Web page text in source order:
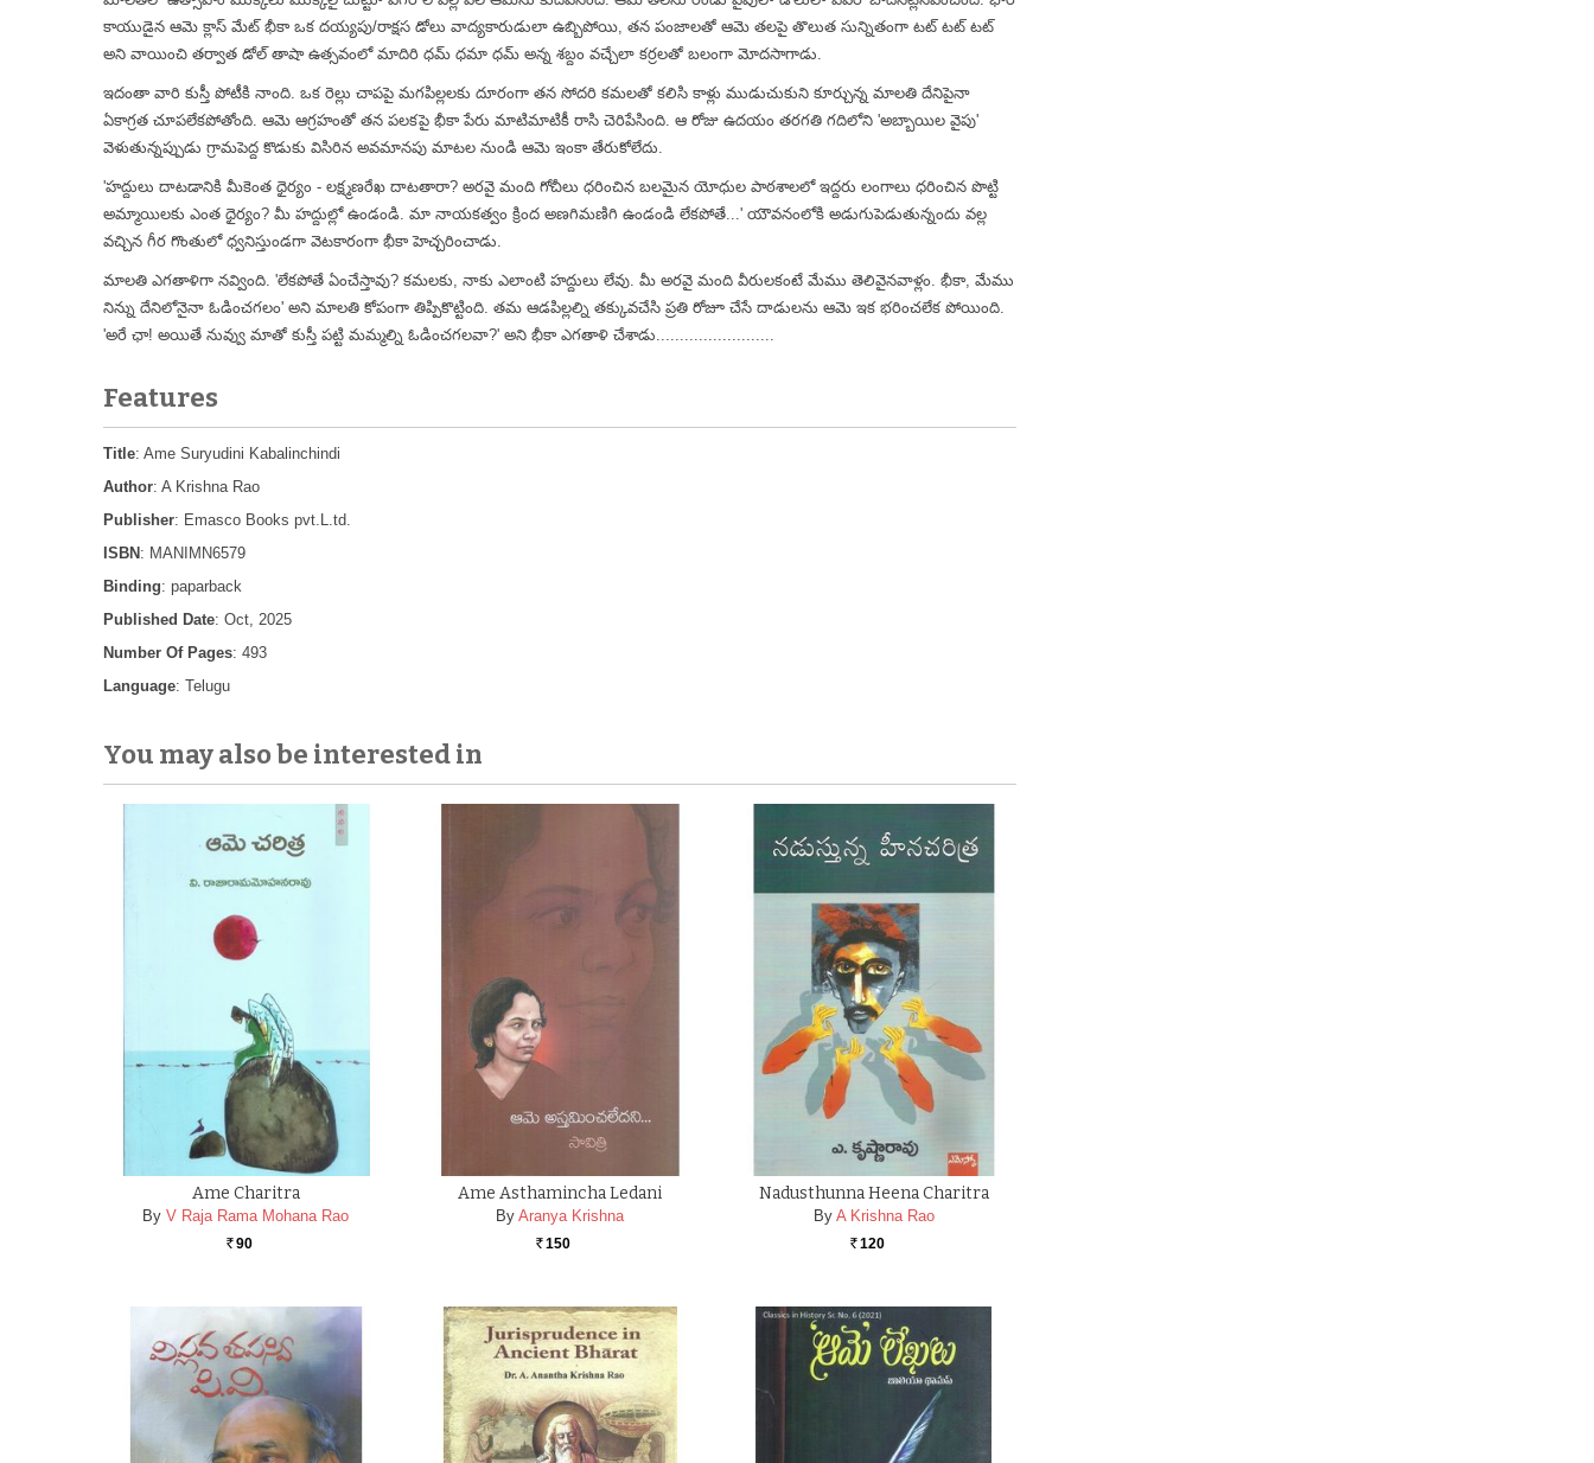
కాయుడైన ఆమె క్లాస్ మేట్ భీకా ఒక దయ్యపు/రాక్షస డోలు వాద్యకారుడులా ఉబ్బిపోయి, తన పంజాలతో ఆమె తలపై తొలుత సున్నితంగా టట్ టట్ టట్
అని వాయించి తర్వాత డోల్ తాషా ఉత్సవంలో మాదిరి ధమ్ ధమా ధమ్ అన్న శబ్దం వచ్చేలా కర్రలతో బలంగా మోదసాగాడు.
ఇదంతా వారి కుస్తీ పోటీకి నాంది. ఒక రెల్లు చాపపై మగపిల్లలకు దూరంగా తన సోదరి కమలతో కలిసి కాళ్లు ముడుచుకుని కూర్చున్న మాలతి దేనిపైనా
ఏకాగ్రత చూపలేకపోతోంది. ఆమె ఆగ్రహంతో తన పలకపై భీకా పేరు మాటిమాటికీ రాసి చెరిపేసింది. ఆ రోజు ఉదయం తరగతి గదిలోని 'అబ్బాయిల వైపు'
వెళుతున్నప్పుడు గ్రామపెద్ద కొడుకు విసిరిన అవమానపు మాటల నుండి ఆమె ఇంకా తేరుకోలేదు.
'హద్దులు దాటడానికి మీకెంత ధైర్యం - లక్ష్మణరేఖ దాటతారా? అరవై మంది గోచీలు ధరించిన బలమైన యోధుల పాఠశాలలో ఇద్దరు లంగాలు ధరించిన పొట్టి
అమ్మాయిలకు ఎంత ధైర్యం? మీ హద్దుల్లో ఉండండి. మా నాయకత్వం క్రింద అణగిమణిగి ఉండండి లేకపోతే...' యౌవనంలోకి అడుగుపెడుతున్నందు వల్ల
వచ్చిన గీర గొంతులో ధ్వనిస్తుండగా వెటకారంగా భీకా హెచ్చరించాడు.
మాలతి ఎగతాళిగా నవ్వింది. 'లేకపోతే ఏంచేస్తావు? కమలకు, నాకు ఎలాంటి హద్దులు లేవు. మీ అరవై మంది వీరులకంటే మేము తెలివైనవాళ్లం. భీకా, మేము
నిన్ను దేనిలోనైనా ఓడించగలం' అని మాలతి కోపంగా తిప్పికొట్టింది. తమ ఆడపిల్లల్ని తక్కువచేసి ప్రతి రోజూ చేసే దాడులను ఆమె ఇక భరించలేక పోయింది.
'అరే ఛా! అయితే నువ్వు మాతో కుస్తీ పట్టి మమ్మల్ని ఓడించగలవా?' అని భీకా ఎగతాళి చేశాడు.........................
Features
Title: Ame Suryudini Kabalinchindi
Author: A Krishna Rao
Publisher: Emasco Books pvt.L.td.
ISBN : MANIMN6579
Binding: paparback
Published Date: Oct, 2025
Number Of Pages: 493
Language: Telugu
You may also be interested in
Ame Charitra
By V Raja Rama Mohana Rao
Rs. 90
Ame Asthamincha Ledani
By Aranya Krishna
Rs. 150
Nadusthunna Heena Charitra
By A Krishna Rao
Rs. 120